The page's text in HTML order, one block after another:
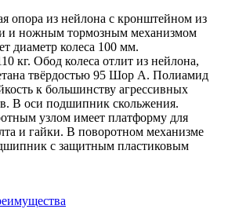
опора из нейлона с кронштейном из
и ножным тормозным механизмом
диаметр колеса 100 мм.
кг. Обод колеса отлит из нейлона,
твёрдостью 95 Шор А. Полиамид
к большинству агрессивных
В оси подшипник скольжения.
узлом имеет платформу для
и гайки. В поворотном механизме
с защитным пластиковым